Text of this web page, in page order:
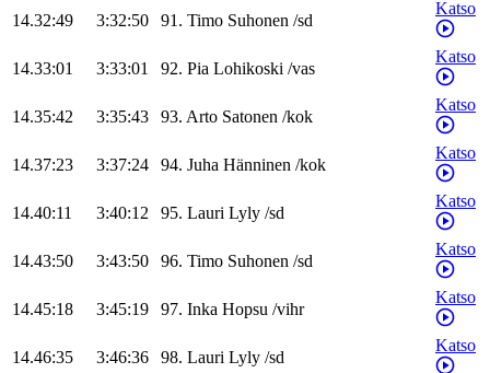
14.32:49 3:32:50 91. Timo Suhonen /sd
Katso
14.33:01 3:33:01 92. Pia Lohikoski /vas
Katso
14.35:42 3:35:43 93. Arto Satonen /kok
Katso
14.37:23 3:37:24 94. Juha Hänninen /kok
Katso
14.40:11 3:40:12 95. Lauri Lyly /sd
Katso
14.43:50 3:43:50 96. Timo Suhonen /sd
Katso
14.45:18 3:45:19 97. Inka Hopsu /vihr
Katso
14.46:35 3:46:36 98. Lauri Lyly /sd
Katso